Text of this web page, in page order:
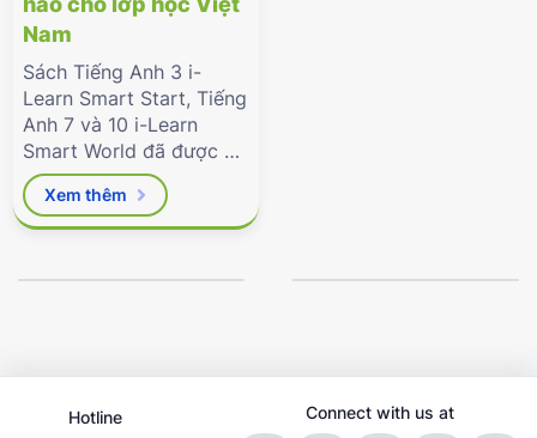
Nam
Sách Tiếng Anh 3 i-
Learn Smart Start, Tiếng
Anh 7 và 10 i-Learn
Smart World đã được Bộ
Giáo dục & Đào tạo phê
duyệt.
Xem thêm
Hotline Connect with us at